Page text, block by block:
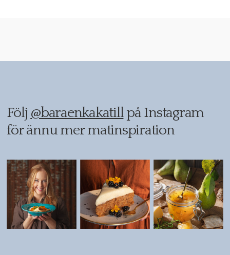
Följ @baraenkakatillpå Instagram
för ännu mer matinspiration